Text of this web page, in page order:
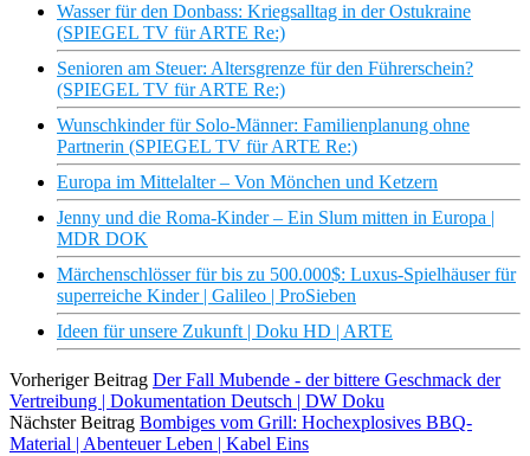
Wasser für den Donbass: Kriegsalltag in der Ostukraine
(SPIEGEL TV für ARTE Re:)
Senioren am Steuer: Altersgrenze für den Führerschein?
(SPIEGEL TV für ARTE Re:)
Wunschkinder für Solo-Männer: Familienplanung ohne
Partnerin (SPIEGEL TV für ARTE Re:)
Europa im Mittelalter – Von Mönchen und Ketzern
Jenny und die Roma-Kinder – Ein Slum mitten in Europa |
MDR DOK
Märchenschlösser für bis zu 500.000$: Luxus-Spielhäuser für
superreiche Kinder | Galileo | ProSieben
Ideen für unsere Zukunft | Doku HD | ARTE
Vorheriger Beitrag Der Fall Mubende - der bittere Geschmack der
Vertreibung | Dokumentation Deutsch | DW Doku
Nächster Beitrag Bombiges vom Grill: Hochexplosives BBQ-
Material | Abenteuer Leben | Kabel Eins